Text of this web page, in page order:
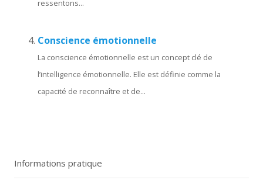
ressentons...
Conscience émotionnelle
La conscience émotionnelle est un concept clé de
l’intelligence émotionnelle. Elle est définie comme la
capacité de reconnaître et de...
Informations pratique